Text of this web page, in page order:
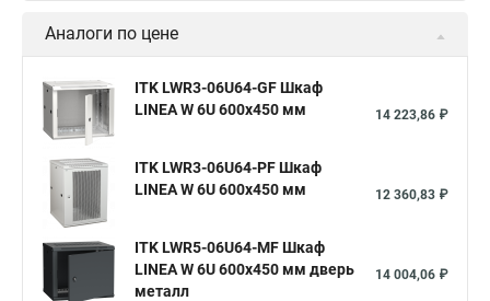
Аналоги по цене
ITK LWR3-06U64-GF Шкаф
LINEA W 6U 600x450 мм
14 223,86 ₽
ITK LWR3-06U64-PF Шкаф
LINEA W 6U 600x450 мм
12 360,83 ₽
ITK LWR5-06U64-MF Шкаф
LINEA W 6U 600x450 мм дверь
металл
14 004,06 ₽